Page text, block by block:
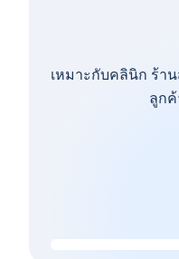
เหมาะกับคลินิก ร้า
ลูก